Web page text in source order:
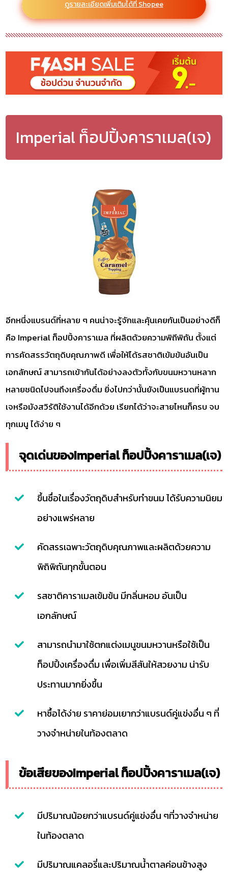
ดูรายละเอียดเพิ่มเติมได้ที่ Shopee
Imperial ท็อปปิ้งคาราเมล(เจ)
อีกหนึ่งแบรนด์ที่หลาย ๆ คนน่าจะรู้จักและคุ้นเคยกันเป็นอย่างดีก็
คือ Imperial ท็อปปิ้งคาราเมล ที่ผลิตด้วยความพิถีพิถัน ตั้งแต่
การคัดสรรวัตถุดิบคุณภาพดี เพื่อให้ได้รสชาติเข้มข้นอันเป็น
เอกลักษณ์ สามารถเข้ากันได้อย่างลงตัวทั้งกับขนมหวานหลาก
หลายชนิดไปจนถึงเครื่องดื่ม ยิ่งไปกว่านั้นยังเป็นแบรนดที่ผู้ทาน
เจหรือมังสวิรัติใช้งานได้อีกด้วย เรียกได้ว่าจะสายไหนก็ครบ จบ
ทุกเมนู ได้ง่าย ๆ
จุดเด่นของImperial ท็อปปิ้งคาราเมล(เจ)
ขึ้นชื่อในเรื่องวัตถุดิบสำหรับทำขนม ได้รับความนิยม
อย่างแพร่หลาย
คัดสรรเฉพาะวัตถุดิบคุณภาพและผลิตด้วยความ
พิถิพิถันทุกขั้นตอน
รสชาติคาราเมลเข้มข้น มีกลิ่นหอม อันเป็น
เอกลักษณ์
สามารถนำมาใช้ตกแต่งเมนูขนมหวานหรือใช้เป็น
ท็อปปิ้งเครื่องดื่ม เพื่อเพิ่มสีสันให้สวยงาม น่ารับ
ประทานมากยิ่งขึ้น
หาซื้อได้ง่าย ราคาย่อมเยากว่าแบรนด์คู่แข่งอื่น ๆ ที่
วางจำหน่ายในท้องตลาด
ข้อเสียของImperial ท็อปปิ้งคาราเมล(เจ)
มีปริมาณน้อยกว่าแบรนด์คู่แข่งอื่น ๆที่วางจำหน่าย
ในท้องตลาด
มีปริมาณแคลอรี่และปริมาณน้ำตาลค่อนข้างสูง